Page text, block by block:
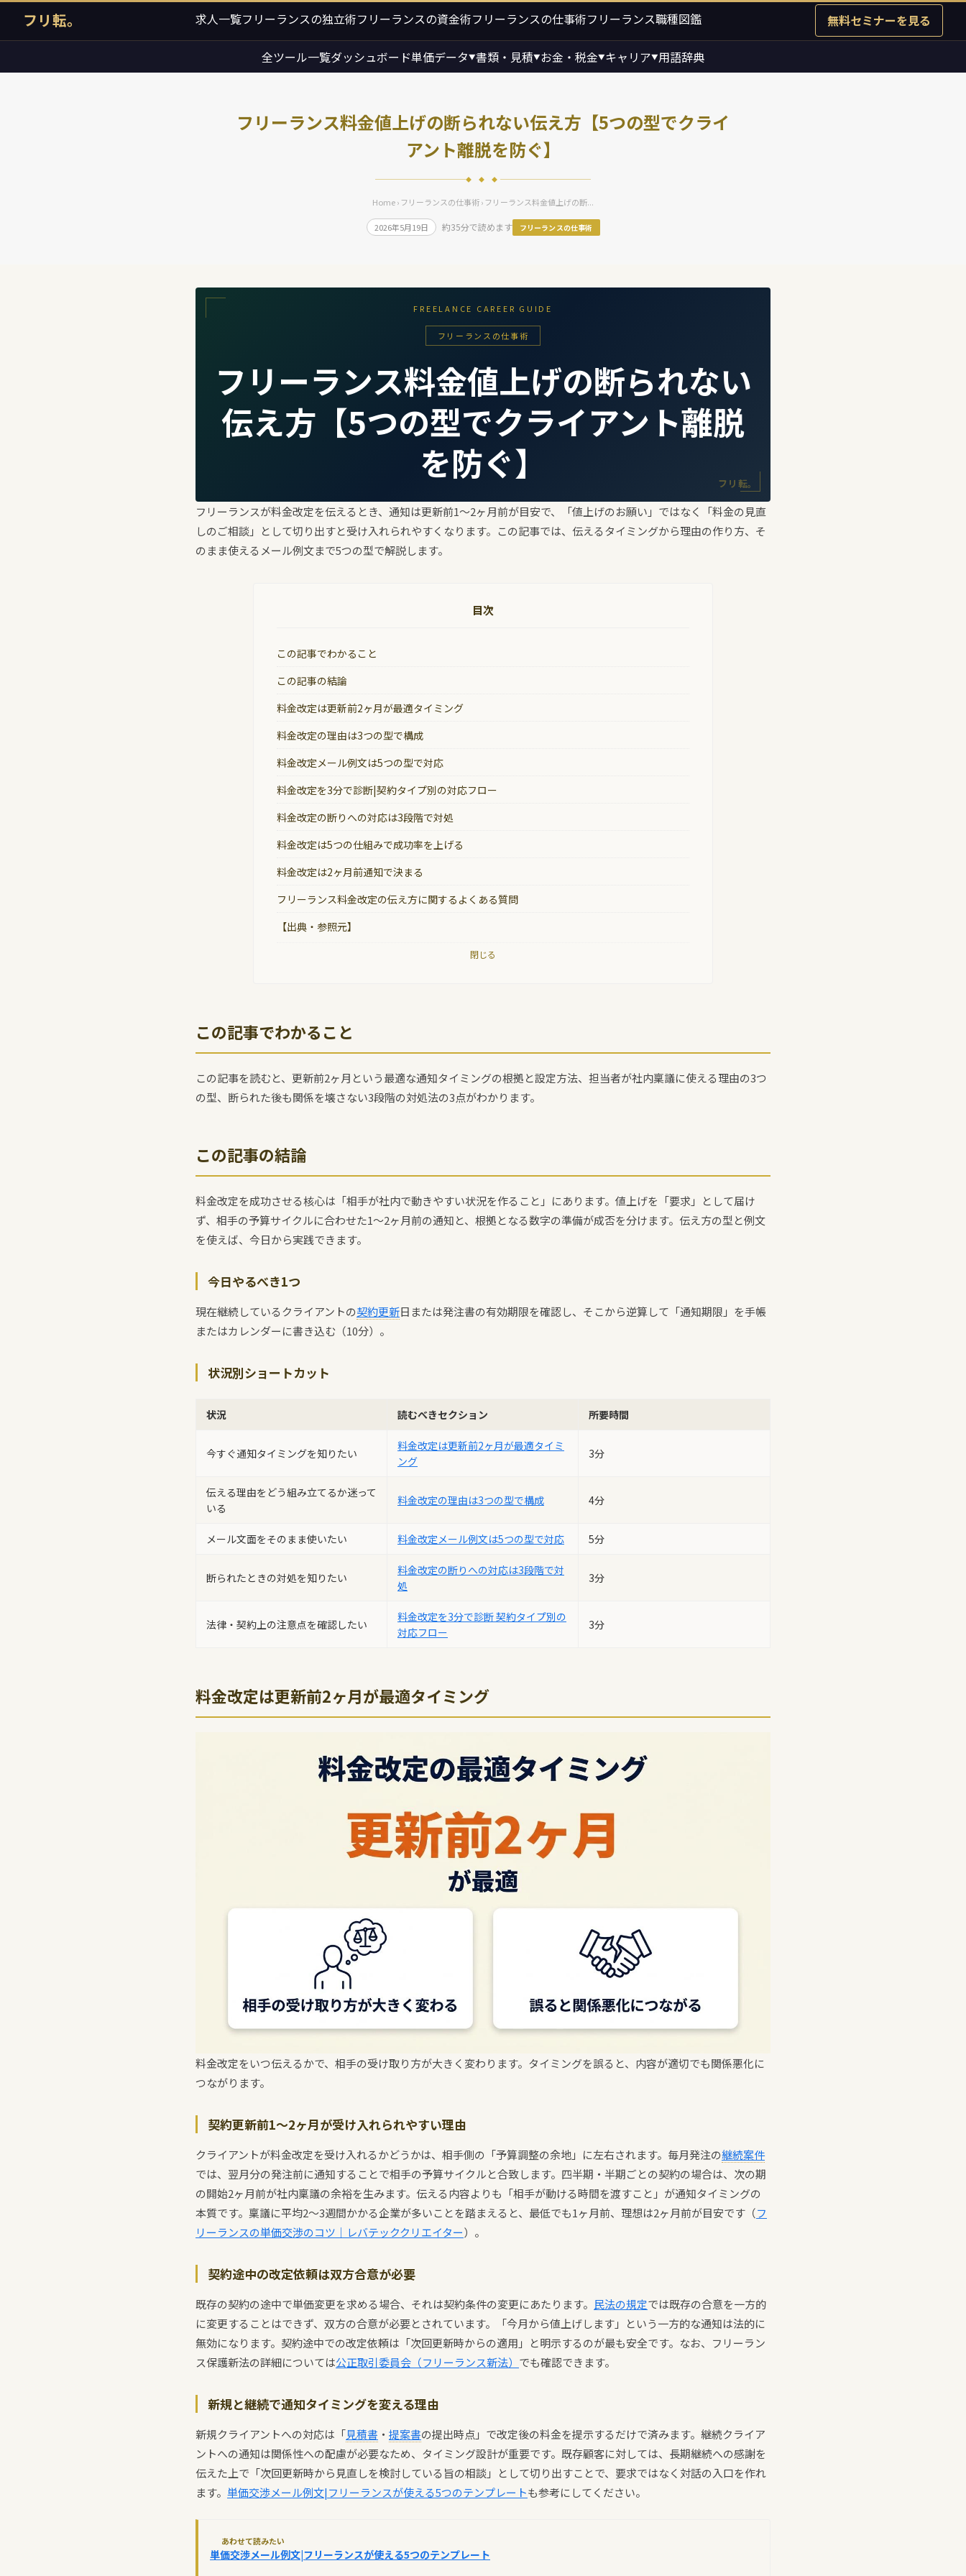
フリ転。 求人一覧フリーランスの独立術フリーランスの資金術フリーランスの仕事術フリーランス職種図鑑 無料セミナーを見る
全ツール一覧ダッシュボード単価データ▼書類・見積▼お金・税金▼キャリア▼用語辞典
フリーランス料金値上げの断られない伝え方【5つの型でクライ
アント離脱を防ぐ】
◆ ◆ ◆
Home›フリーランスの仕事術› フリーランス料金値上げの断...
2026年5月19日 約35分で読めます フリーランスの仕事術
FREELANCE CAREER GUIDE
フリーランスの仕事術
フリーランス料金値上げの断られない
伝え方【5つの型でクライアント離脱
を防ぐ】
フリ転。
フリーランスが料金改定を伝えるとき、通知は更新前1〜2ヶ月前が目安で、「値上げのお願い」ではなく「料金の見直
しのご相談」として切り出すと受け入れられやすくなります。この記事では、伝えるタイミングから理由の作り方、そ
のまま使えるメール例文まで5つの型で解説します。
目次
この記事でわかること
この記事の結論
料金改定は更新前2ヶ月が最適タイミング
料金改定の理由は3つの型で構成
料金改定メール例文は5つの型で対応
料金改定を3分で診断|契約タイプ別の対応フロー
料金改定の断りへの対応は3段階で対処
料金改定は5つの仕組みで成功率を上げる
料金改定は2ヶ月前通知で決まる
フリーランス料金改定の伝え方に関するよくある質問
【出典・参照元】
閉じる
この記事でわかること
この記事を読むと、更新前2ヶ月という最適な通知タイミングの根拠と設定方法、担当者が社内稟議に使える理由の3つ
の型、断られた後も関係を壊さない3段階の対処法の3点がわかります。
この記事の結論
料金改定を成功させる核心は「相手が社内で動きやすい状況を作ること」にあります。値上げを「要求」として届け
ず、相手の予算サイクルに合わせた1〜2ヶ月前の通知と、根拠となる数字の準備が成否を分けます。伝え方の型と例文
を使えば、今日から実践できます。
今日やるべき1つ
現在継続しているクライアントの契約更新日または発注書の有効期限を確認し、そこから逆算して「通知期限」を手帳
またはカレンダーに書き込む（10分）。
状況別ショートカット
状況 読むべきセクション 所要時間
今すぐ通知タイミングを知りたい
料金改定は更新前2ヶ月が最適タイミ
ング
3分
伝える理由をどう組み立てるか迷って
いる
料金改定の理由は3つの型で構成 4分
メール文面をそのまま使いたい 料金改定メール例文は5つの型で対応 5分
断られたときの対処を知りたい
料金改定の断りへの対応は3段階で対
処
3分
法律・契約上の注意点を確認したい
料金改定を3分で診断 契約タイプ別の
対応フロー
3分
料金改定は更新前2ヶ月が最適タイミング
料金改定をいつ伝えるかで、相手の受け取り方が大きく変わります。タイミングを誤ると、内容が適切でも関係悪化に
つながります。
契約更新前1〜2ヶ月が受け入れられやすい理由
クライアントが料金改定を受け入れるかどうかは、相手側の「予算調整の余地」に左右されます。毎月発注の継続案件
では、翌月分の発注前に通知することで相手の予算サイクルと合致します。四半期・半期ごとの契約の場合は、次の期
の開始2ヶ月前が社内稟議の余裕を生みます。伝える内容よりも「相手が動ける時間を渡すこと」が通知タイミングの
本質です。稟議に平均2〜3週間かかる企業が多いことを踏まえると、最低でも1ヶ月前、理想は2ヶ月前が目安です（フ
リーランスの単価交渉のコツ｜レバテッククリエイター）。
契約途中の改定依頼は双方合意が必要
既存の契約の途中で単価変更を求める場合、それは契約条件の変更にあたります。 民法の規定では既存の合意を一方的
に変更することはできず、双方の合意が必要とされています。「今月から値上げします」という一方的な通知は法的に
無効になります。契約途中での改定依頼は「次回更新時からの適用」と明示するのが最も安全です。なお、フリーラン
ス保護新法の詳細については公正取引委員会（フリーランス新法） でも確認できます。
新規と継続で通知タイミングを変える理由
新規クライアントへの対応は「見積書 ・ 提案書の提出時点」で改定後の料金を提示するだけで済みます。継続クライア
ントへの通知は関係性への配慮が必要なため、タイミング設計が重要です。既存顧客に対しては、長期継続への感謝を
伝えた上で「次回更新時から見直しを検討している旨の相談」として切り出すことで、要求ではなく対話の入口を作れ
ます。 単価交渉メール例文|フリーランスが使える5つのテンプレートも参考にしてください。
あわせて読みたい
単価交渉メール例文|フリーランスが使える5つのテンプレート